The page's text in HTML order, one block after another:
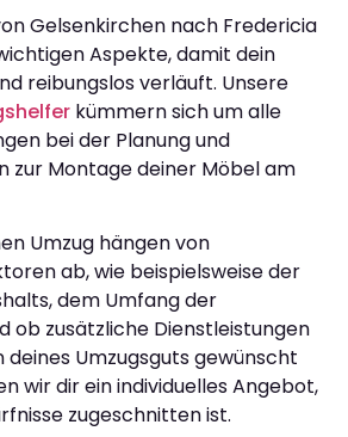
Gelsenkirchen nach Fredericia
Aspekte, damit dein
reibungslos verläuft. Unsere
kümmern sich um alle
bei der Planung und
zur Montage deiner Möbel am
Umzug hängen von
ab, wie beispielsweise der
dem Umfang der
ob zusätzliche Dienstleistungen
Umzugsguts gewünscht
wir dir ein individuelles Angebot,
zugeschnitten ist.